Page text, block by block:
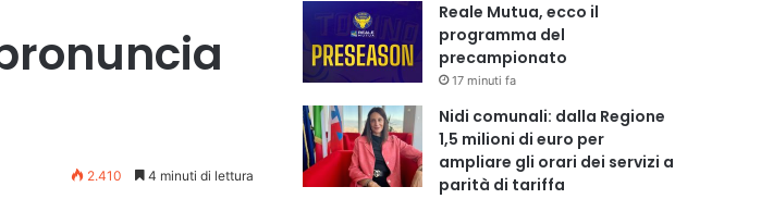
2.410 4 minuti di lettura
Reale Mutua, ecco il
programma del
precampionato
17 minuti fa
Nidi comunali: dalla Regione
1,5 milioni di euro per
ampliare gli orari dei servizi a
parità di tariffa